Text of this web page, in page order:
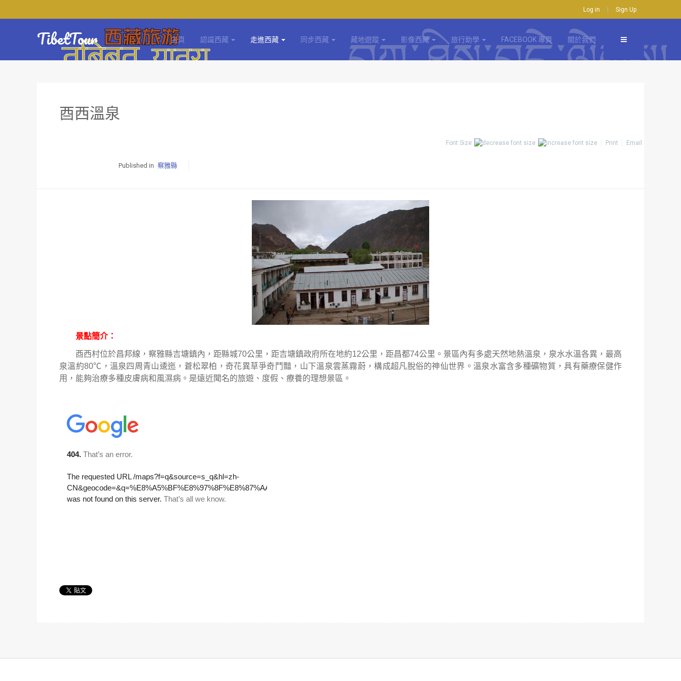
Log in Sign Up
TibetTour 主頁 認識西藏 走進西藏 同步西藏 藏地遊蹤 影像西藏 旅行助學 FACEBOOK 專頁 關於我們
酉西溫泉
Font Size Print Email
Published in 察雅縣
景點簡介：
酉西村位於昌邦線，察雅縣吉塘鎮內，距縣城70公里，距吉塘鎮政府所在地約12公里，距昌都74公里。景區內有多處天然地熱溫泉，泉水水溫各異，最高
泉溫約80℃ ，溫泉四周青山逶迤，蒼松翠柏，奇花異草爭奇鬥豔，山下溫泉雲蒸霧蔚，構成超凡脫俗的神仙世界。溫泉水富含多種礦物質，具有藥療保健作
用，能夠治療多種皮膚病和風濕病。是遠近聞名的旅遊、度假、療養的理想景區。